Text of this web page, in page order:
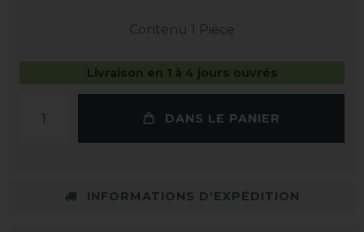
Contenu 1 Pièce
Livraison en 1 à 4 jours ouvrés
DANS LE PANIER
INFORMATIONS D'EXPÉDITION